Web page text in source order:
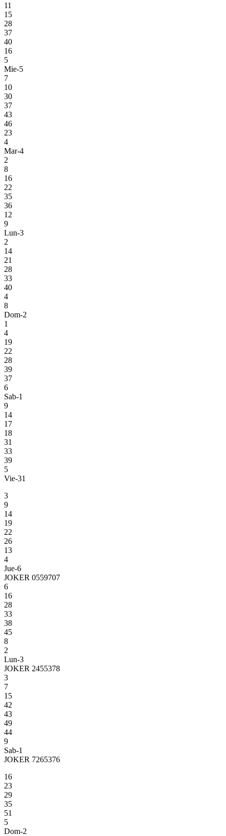
11
15
28
37
40
16
5
Mie-5
7
10
30
37
43
46
23
4
Mar-4
2
8
16
22
35
36
12
9
Lun-3
2
14
21
28
33
40
4
8
Dom-2
1
4
19
22
28
39
37
6
Sab-1
9
14
17
18
31
33
39
5
Vie-31
3
9
14
19
22
26
13
4
Jue-6
JOKER 0559707
6
16
28
33
38
45
8
2
Lun-3
JOKER 2455378
3
7
15
42
43
49
44
9
Sab-1
JOKER 7265376
16
23
29
35
51
5
Dom-2